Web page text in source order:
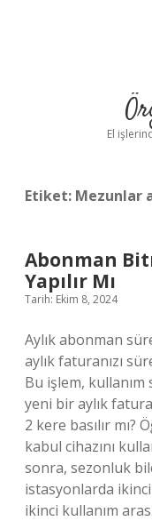
El
Etiket: Mezunlar
Abonman
Yapılır Mı
Tarih: Ekim 8, 2024
Aylık abonman
aylık faturanızı
Bu işlem, kullanım
yeni bir aylık
2 kere basılır
kabul cihazını
sonra, sezonluk
istasyonlarda
ikinci kullanım